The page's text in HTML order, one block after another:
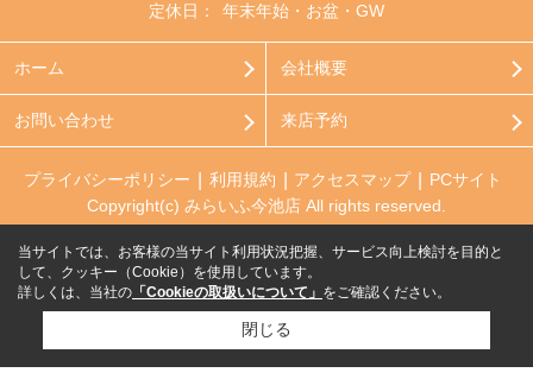
定休日：
年末年始・お盆・GW
ホーム 会社概要
お問い合わせ 来店予約
プライバシーポリシー 利用規約 アクセスマップ
PCサイト
Copyright(c) みらいふ今池店 All rights reserved.
当サイトでは、お客様の当サイト利用状況把握、サービス向上検討を目的と
して、クッキー（Cookie）を使用しています。
詳しくは、当社の 「Cookieの取扱いについて」 をご確認ください。
閉じる